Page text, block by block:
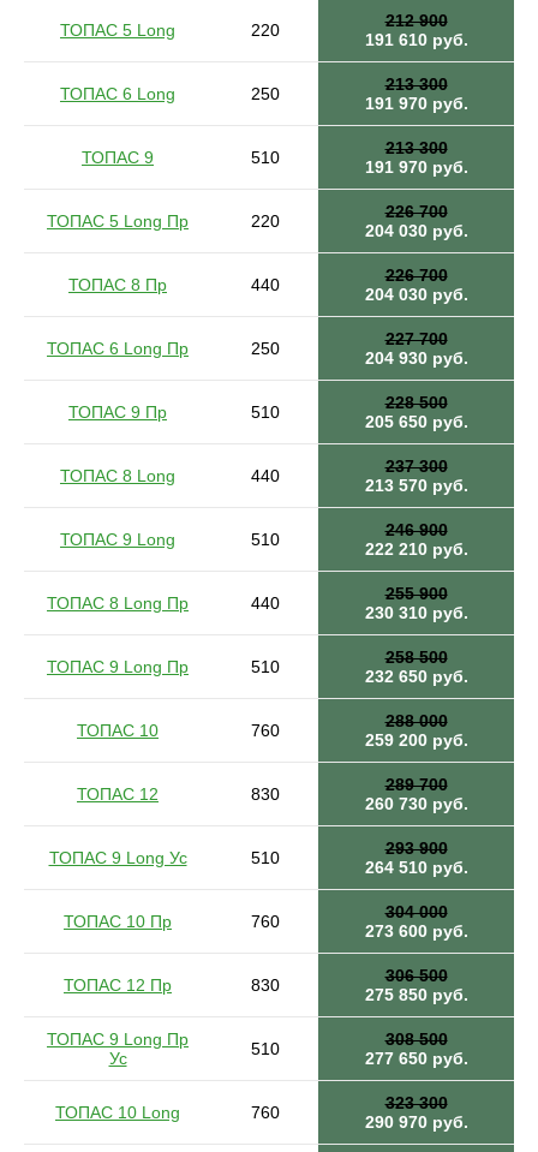
ТОПАС 5 Long 220
212 900
191 610 руб.
ТОПАС 6 Long 250
213 300
191 970 руб.
ТОПАС 9 510
213 300
191 970 руб.
ТОПАС 5 Long Пр 220
226 700
204 030 руб.
ТОПАС 8 Пр 440
226 700
204 030 руб.
ТОПАС 6 Long Пр 250
227 700
204 930 руб.
ТОПАС 9 Пр 510
228 500
205 650 руб.
ТОПАС 8 Long 440
237 300
213 570 руб.
ТОПАС 9 Long 510
246 900
222 210 руб.
ТОПАС 8 Long Пр 440
255 900
230 310 руб.
ТОПАС 9 Long Пр 510
258 500
232 650 руб.
ТОПАС 10 760
288 000
259 200 руб.
ТОПАС 12 830
289 700
260 730 руб.
ТОПАС 9 Long Ус 510
293 900
264 510 руб.
ТОПАС 10 Пр 760
304 000
273 600 руб.
ТОПАС 12 Пр 830
306 500
275 850 руб.
ТОПАС 9 Long Пр
Ус
510
308 500
277 650 руб.
ТОПАС 10 Long 760
323 300
290 970 руб.